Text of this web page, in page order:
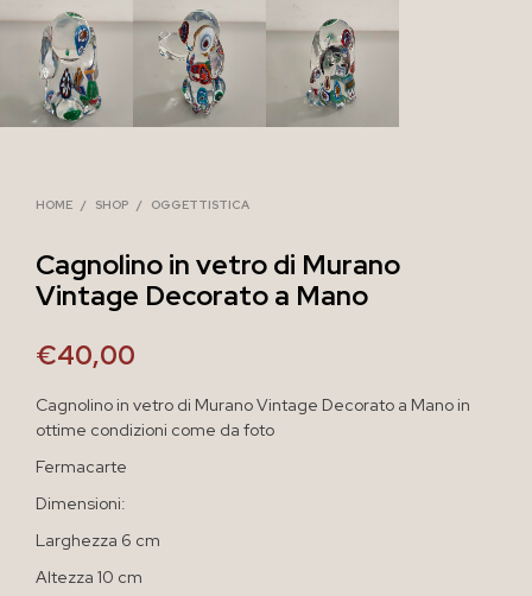
HOME / SHOP / OGGETTISTICA
Cagnolino in vetro di Murano
Vintage Decorato a Mano
€40,00
Cagnolino in vetro di Murano Vintage Decorato a Mano in
ottime condizioni come da foto
Fermacarte
Dimensioni:
Larghezza 6 cm
Altezza 10 cm